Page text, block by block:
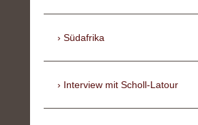
Südafrika
Interview mit Scholl-Latour